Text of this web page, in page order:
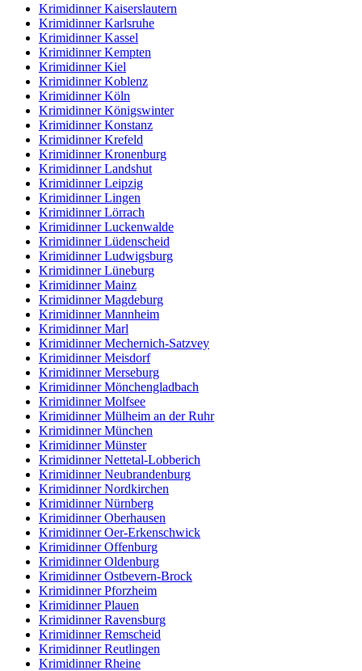
Krimidinner Kaiserslautern
Krimidinner Karlsruhe
Krimidinner Kassel
Krimidinner Kempten
Krimidinner Kiel
Krimidinner Koblenz
Krimidinner Köln
Krimidinner Königswinter
Krimidinner Konstanz
Krimidinner Krefeld
Krimidinner Kronenburg
Krimidinner Landshut
Krimidinner Leipzig
Krimidinner Lingen
Krimidinner Lörrach
Krimidinner Luckenwalde
Krimidinner Lüdenscheid
Krimidinner Ludwigsburg
Krimidinner Lüneburg
Krimidinner Mainz
Krimidinner Magdeburg
Krimidinner Mannheim
Krimidinner Marl
Krimidinner Mechernich-Satzvey
Krimidinner Meisdorf
Krimidinner Merseburg
Krimidinner Mönchengladbach
Krimidinner Molfsee
Krimidinner Mülheim an der Ruhr
Krimidinner München
Krimidinner Münster
Krimidinner Nettetal-Lobberich
Krimidinner Neubrandenburg
Krimidinner Nordkirchen
Krimidinner Nürnberg
Krimidinner Oberhausen
Krimidinner Oer-Erkenschwick
Krimidinner Offenburg
Krimidinner Oldenburg
Krimidinner Ostbevern-Brock
Krimidinner Pforzheim
Krimidinner Plauen
Krimidinner Ravensburg
Krimidinner Remscheid
Krimidinner Reutlingen
Krimidinner Rheine